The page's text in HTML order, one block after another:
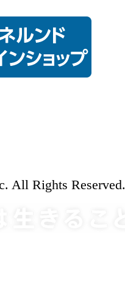
All Rights Reserved.